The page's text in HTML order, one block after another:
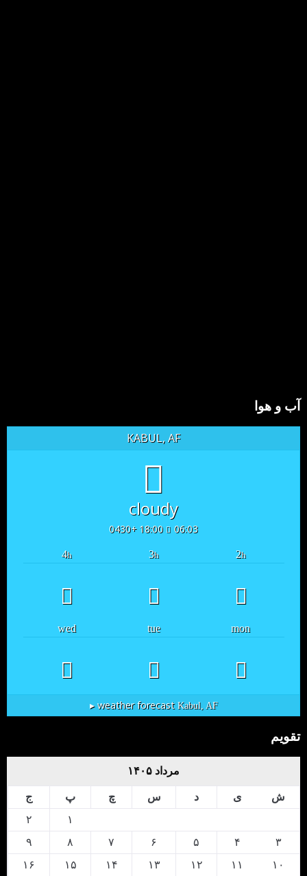
آب و هوا
KABUL, AF
cloudy
06:03
18:00 +0430
2h
3h
4h
mon
tue
wed
Kabul, AF
weather forecast ▸
تقویم
مرداد ۱۴۰۵
ش ی د س چ پ
ج
۱
۲
۳
۴ ۵ ۶ ۷ ۸
۹
۱۰
۱۱ ۱۲ ۱۳ ۱۴ ۱۵ ۱۶